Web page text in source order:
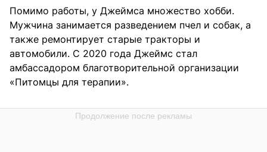
Помимо работы, у Джеймса множество хобби.
Мужчина занимается разведением пчел и собак, а
также ремонтирует старые тракторы и
автомобили. С 2020 года Джеймс стал
амбассадором благотворительной организации
«Питомцы для терапии».